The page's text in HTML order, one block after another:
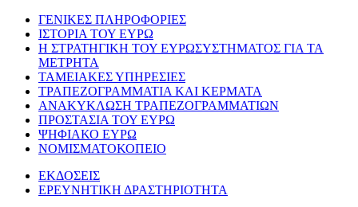
ΓΕΝΙΚΕΣ ΠΛΗΡΟΦΟΡΙΕΣ
ΙΣΤΟΡΙΑ ΤΟΥ ΕΥΡΩ
Η ΣΤΡΑΤΗΓΙΚΗ ΤΟΥ ΕΥΡΩΣΥΣΤΗΜΑΤΟΣ ΓΙΑ ΤΑ
ΜΕΤΡΗΤΑ
ΤΑΜΕΙΑΚΕΣ ΥΠΗΡΕΣΙΕΣ
ΤΡΑΠΕΖΟΓΡΑΜΜΑΤΙΑ ΚΑΙ ΚΕΡΜΑΤΑ
ΑΝΑΚΥΚΛΩΣΗ ΤΡΑΠΕΖΟΓΡΑΜΜΑΤΙΩΝ
ΠΡΟΣΤΑΣΙΑ ΤΟΥ ΕΥΡΩ
ΨΗΦΙΑΚΟ ΕΥΡΩ
ΝΟΜΙΣΜΑΤΟΚΟΠΕΙΟ
ΕΚΔΟΣΕΙΣ
ΕΡΕΥΝΗΤΙΚΗ ΔΡΑΣΤΗΡΙΟΤΗΤΑ